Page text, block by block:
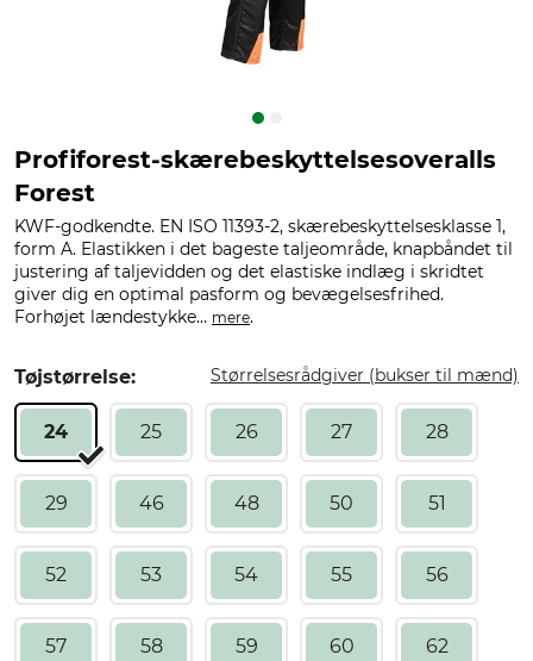
Profiforest-skærebeskyttelsesoveralls
Forest
KWF-godkendte. EN ISO 11393-2, skærebeskyttelsesklasse 1,
form A. Elastikken i det bageste taljeområde, knapbåndet til
justering af taljevidden og det elastiske indlæg i skridtet
giver dig en optimal pasform og bevægelsesfrihed.
Forhøjet lændestykke... mere.
Tøjstørrelse: Størrelsesrådgiver (bukser til mænd)
24 25 26 27 28
29 46 48 50 51
52 53 54 55 56
57 58 59 60 62